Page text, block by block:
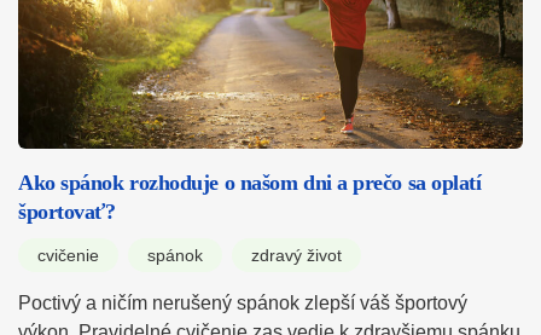
Ako spánok rozhoduje o našom dni a prečo sa oplatí
športovať?
cvičenie spánok zdravý život
Poctivý a ničím nerušený spánok zlepší váš športový